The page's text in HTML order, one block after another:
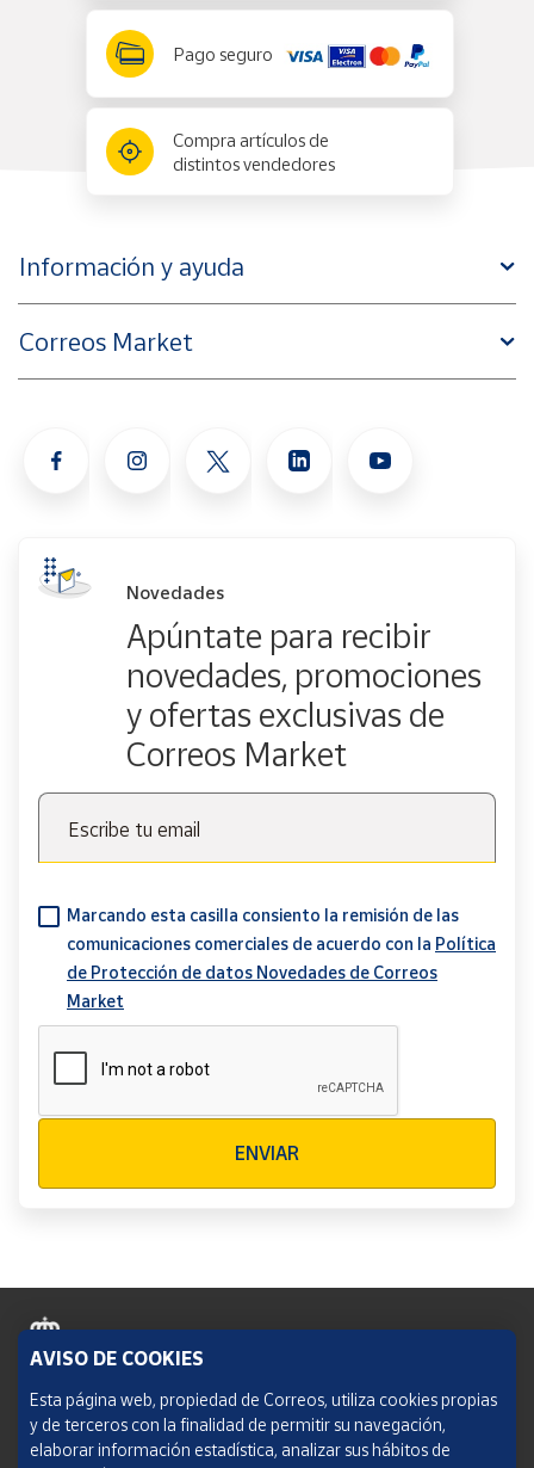
Pago seguro
Compra artículos de
distintos vendedores
Información y ayuda
Correos Market
Novedades
Apúntate para recibir
novedades, promociones
y ofertas exclusivas de
Correos Market
Escribe tu email
Marcando esta casilla consiento la remisión de las
comunicaciones comerciales de acuerdo con la Política
de Protección de datos Novedades de Correos
Market
ENVIAR
Política de cookies
Aviso legal
AVISO DE COOKIES
Esta página web, propiedad de Correos, utiliza cookies propias
y de terceros con la finalidad de permitir su navegación,
elaborar información estadística, analizar sus hábitos de